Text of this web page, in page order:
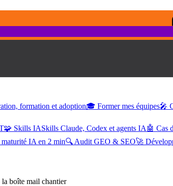
formation et adoption🎓 Former mes équipes🎤
🧩 Skills IASkills Claude, Codex et agents IA 🤖 Cas
IA en 2 min🔍 Audit GEO & SEO🚀
boîte mail chantier